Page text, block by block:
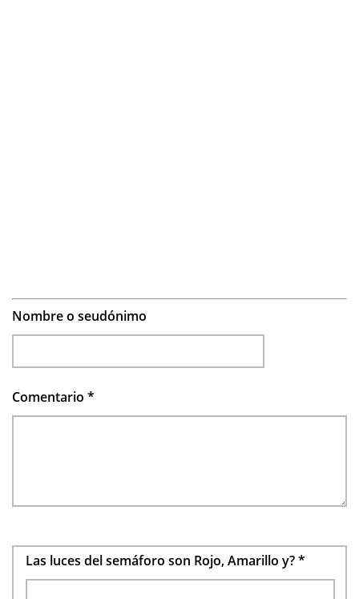
Nombre o seudónimo
Comentario *
Las luces del semáforo son Rojo, Amarillo y?*